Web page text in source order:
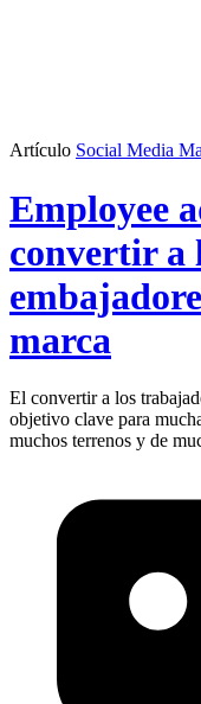
Artículo Social Media
Employee
convertir a
marca
El convertir a los
objetivo clave para
muchos terrenos y de